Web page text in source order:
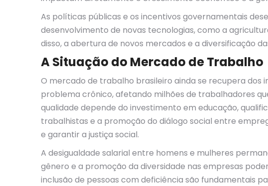
As políticas públicas e os incentivos governamentais
desenvolvimento de novas tecnologias, como a
disso, a abertura de novos mercados e a diversificação
A Situação do Mercado de Trabalho
O mercado de trabalho brasileiro ainda se recupera
problema crônico, afetando milhões de trabalhadores
qualidade depende do investimento em educação,
trabalhistas e a promoção do diálogo social entre
e garantir a justiça social.
A desigualdade salarial entre homens e mulheres
gênero e a promoção da diversidade nas empresas
inclusão de pessoas com deficiência são fundamentais